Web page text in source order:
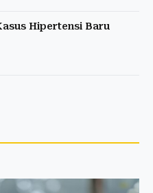
Hipertensi Baru